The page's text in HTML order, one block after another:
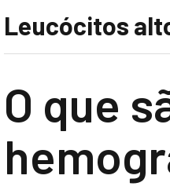
Leucócitos
O que